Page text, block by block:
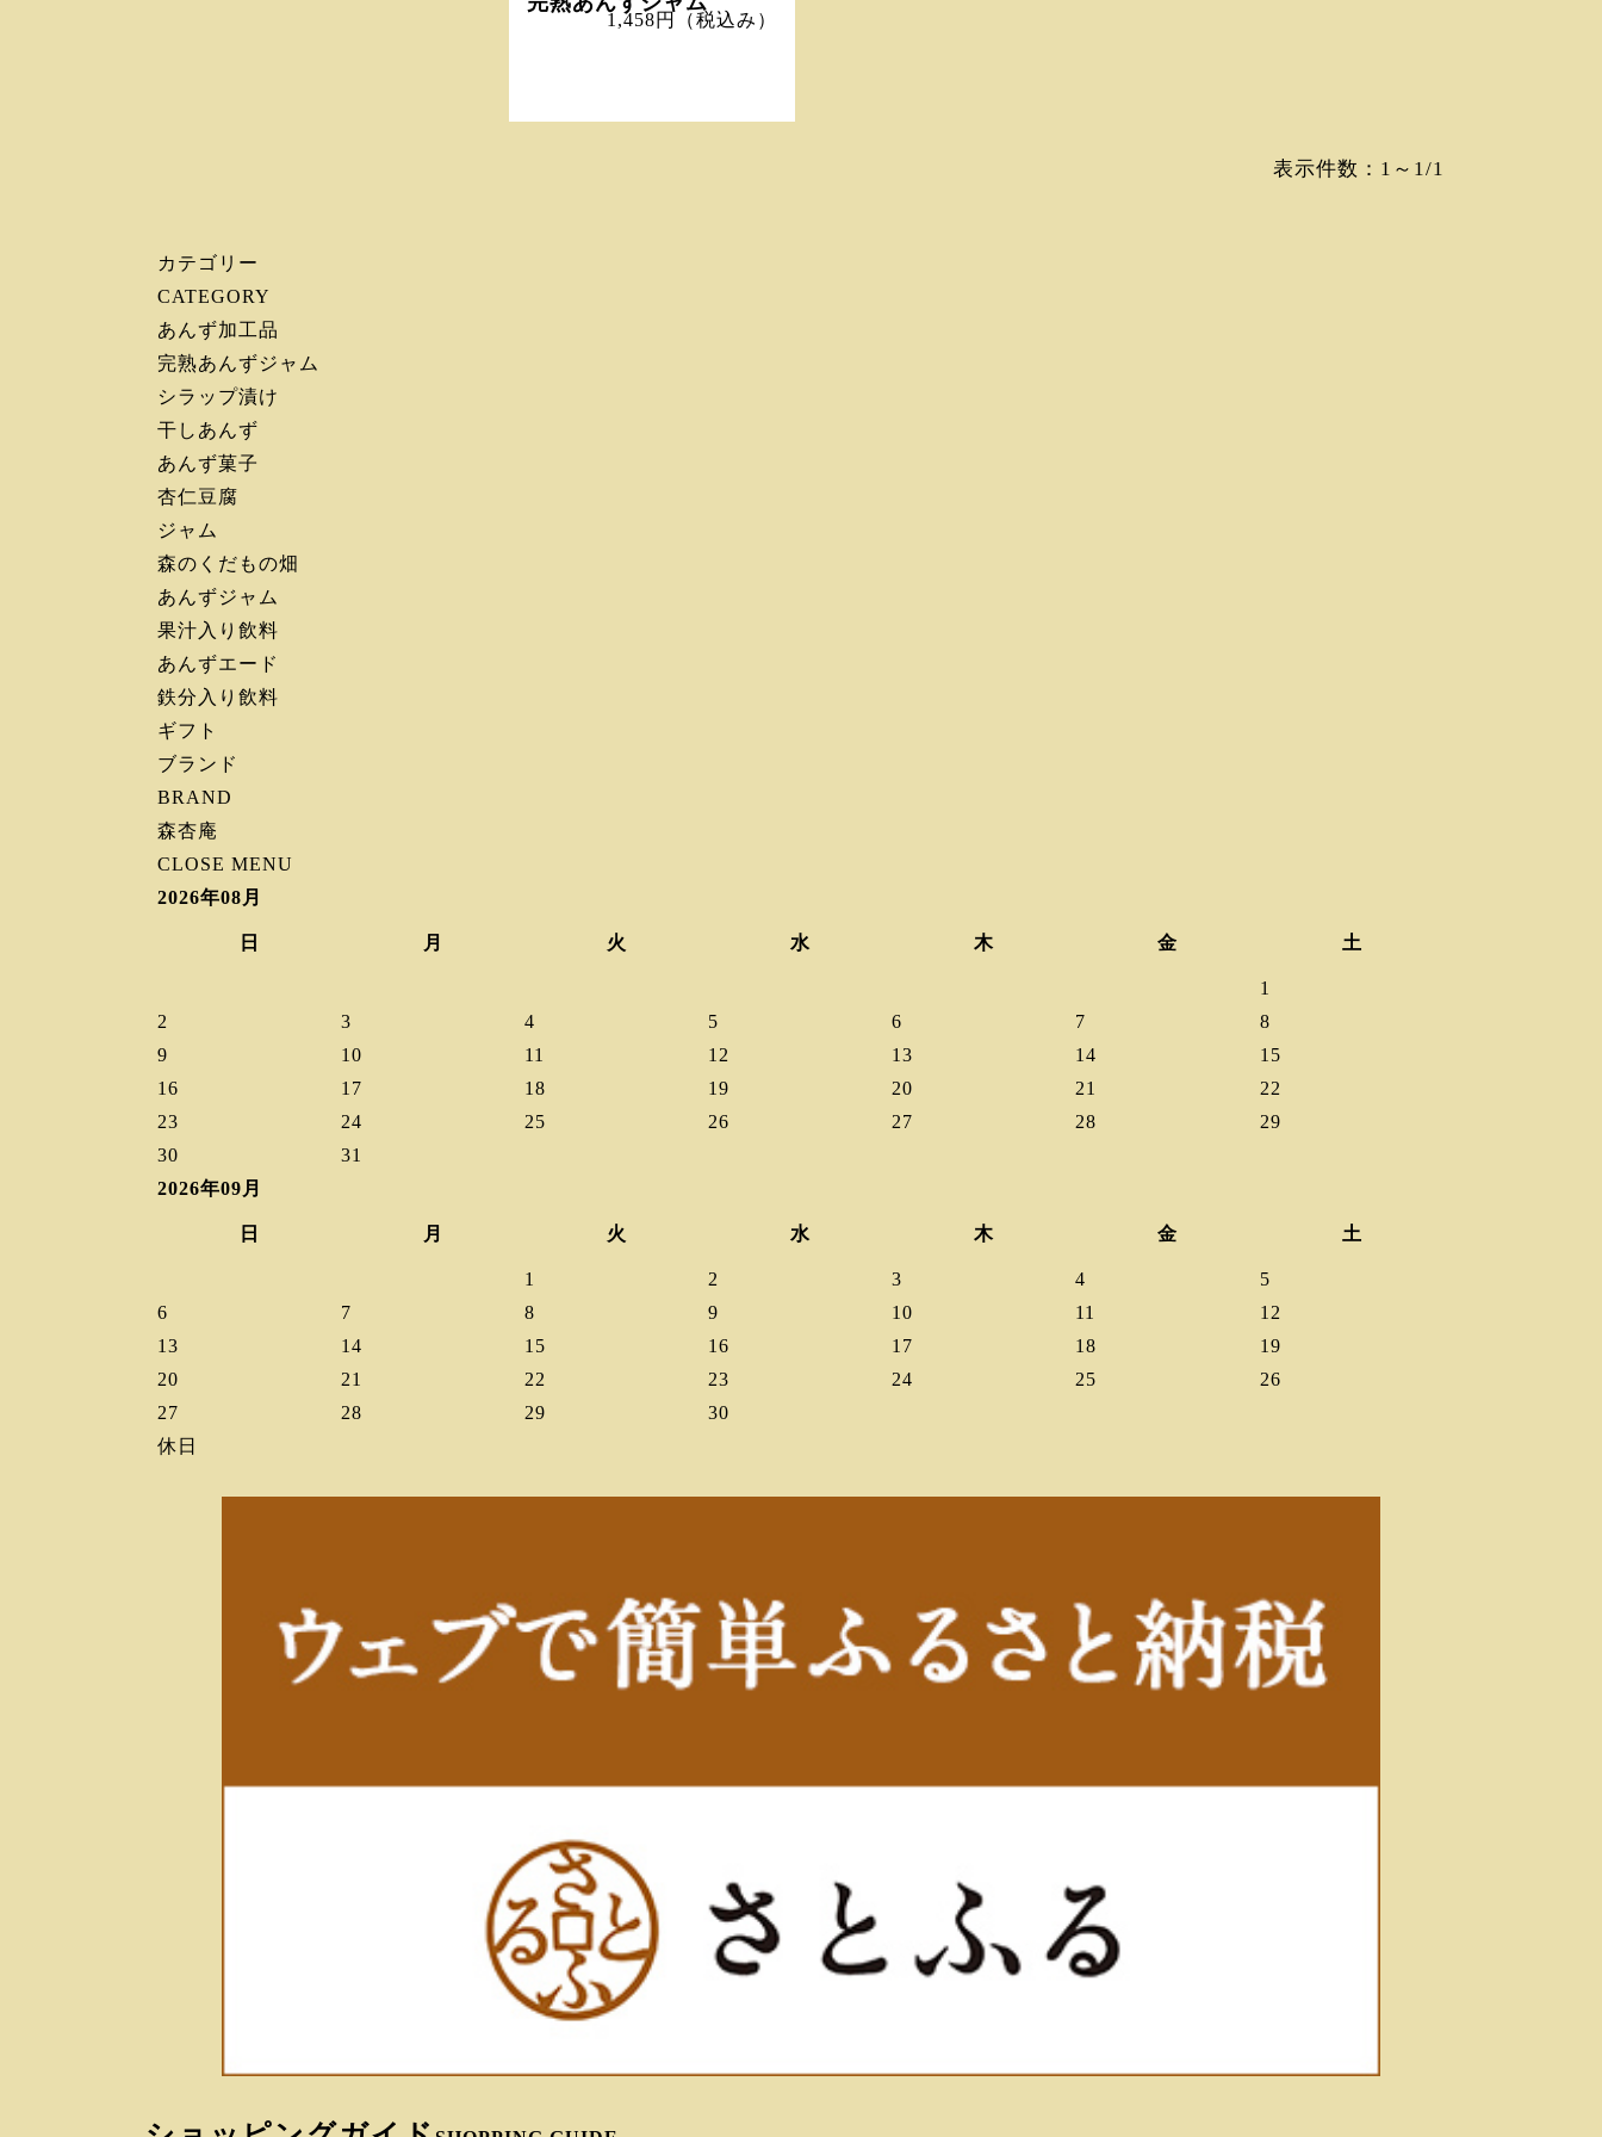
1,458円 （税込み）
表示件数：1～1/1
カテゴリー
CATEGORY
あんず加工品
完熟あんずジャム
シラップ漬け
干しあんず
あんず菓子
杏仁豆腐
ジャム
森のくだもの畑
あんずジャム
果汁入り飲料
あんずエード
鉄分入り飲料
ギフト
ブランド
BRAND
森杏庵
CLOSE MENU
2026年08月
日 月 火 水 木 金 土
1
2
3 4 5 6 7
8
9
10 11 12 13 14
15
16
17 18 19 20 21
22
23
24 25 26 27 28
29
30
31
2026年09月
日 月 火 水 木 金 土
1 2 3 4
5
6
7 8 9 10 11
12
13
14 15 16 17 18
19
20
21 22 23 24 25
26
27
28 29
30
休日